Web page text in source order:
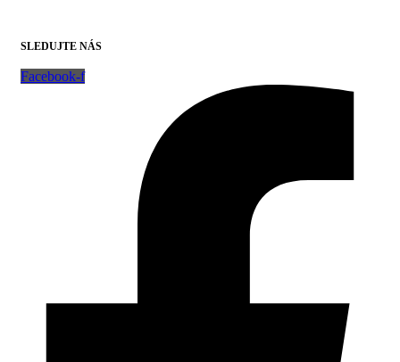
SLEDUJTE NÁS
Facebook-f